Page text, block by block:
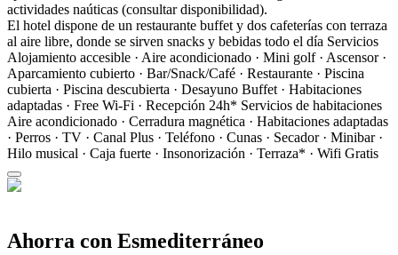
actividades naúticas (consultar disponibilidad).
El hotel dispone de un restaurante buffet y dos cafeterías con terraza
al aire libre, donde se sirven snacks y bebidas todo el día Servicios
Alojamiento accesible · Aire acondicionado · Mini golf · Ascensor ·
Aparcamiento cubierto · Bar/Snack/Café · Restaurante · Piscina
cubierta · Piscina descubierta · Desayuno Buffet · Habitaciones
adaptadas · Free Wi-Fi · Recepción 24h* Servicios de habitaciones
Aire acondicionado · Cerradura magnética · Habitaciones adaptadas
· Perros · TV · Canal Plus · Teléfono · Cunas · Secador · Minibar ·
Hilo musical · Caja fuerte · Insonorización · Terraza* · Wifi Gratis
Ahorra con Esmediterráneo